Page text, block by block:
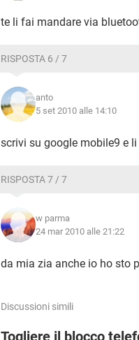
te li fai mandare via
RISPOSTA 6 / 7
anto
5 set 2010 alle 14:10
scrivi su google mobile9 e
RISPOSTA 7 / 7
w parma
24 mar 2010 alle 21:22
da mia zia anche io ho sto
Discussioni simili
Togliere il blocco